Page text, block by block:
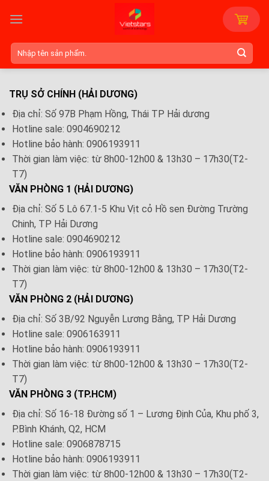
Tìm
kiếm:
TRỤ SỞ CHÍNH (HẢI DƯƠNG)
Địa chỉ: Số 97B Phạm Hồng, Thái TP Hải dương
Hotline sale: 0904690212
Hotline bảo hành: 0906193911
Thời gian làm việc: từ 8h00-12h00 & 13h30 – 17h30(T2-
T7)
VĂN PHÒNG 1 (HẢI DƯƠNG)
Địa chỉ: Số 5 Lô 67.1-5 Khu Vịt cỏ Hồ sen Đường Trường
Chinh, TP Hải Dương
Hotline sale: 0904690212
Hotline bảo hành: 0906193911
Thời gian làm việc: từ 8h00-12h00 & 13h30 – 17h30(T2-
T7)
VĂN PHÒNG 2 (HẢI DƯƠNG)
Địa chỉ: Số 3B/92 Nguyễn Lương Bằng, TP Hải Dương
Hotline sale: 0906163911
Hotline bảo hành: 0906193911
Thời gian làm việc: từ 8h00-12h00 & 13h30 – 17h30(T2-
T7)
VĂN PHÒNG 3 (TP.HCM)
Địa chỉ: Số 16-18 Đường số 1 – Lương Định Của, Khu phố 3,
P.Bình Khánh, Q2, HCM
Hotline sale: 0906878715
Hotline bảo hành: 0906193911
Thời gian làm việc: từ 8h00-12h00 & 13h30 – 17h30(T2-